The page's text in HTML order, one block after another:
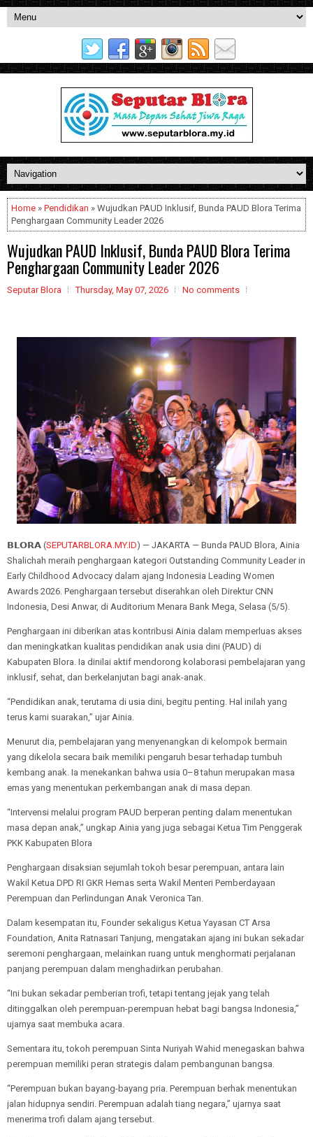
Home » Pendidikan » Wujudkan PAUD Inklusif, Bunda PAUD Blora Terima
Penghargaan Community Leader 2026
Wujudkan PAUD Inklusif, Bunda PAUD Blora Terima
Penghargaan Community Leader 2026
Seputar Blora Thursday, May 07, 2026 No comments
𝗕𝗟𝗢𝗥𝗔 (SEPUTARBLORA.MY.ID) — JAKARTA — Bunda PAUD Blora, Ainia
Shalichah meraih penghargaan kategori Outstanding Community Leader in
Early Childhood Advocacy dalam ajang Indonesia Leading Women
Awards 2026. Penghargaan tersebut diserahkan oleh Direktur CNN
Indonesia, Desi Anwar, di Auditorium Menara Bank Mega, Selasa (5/5).
Penghargaan ini diberikan atas kontribusi Ainia dalam memperluas akses
dan meningkatkan kualitas pendidikan anak usia dini (PAUD) di
Kabupaten Blora. Ia dinilai aktif mendorong kolaborasi pembelajaran yang
inklusif, sehat, dan berkelanjutan bagi anak-anak.
“Pendidikan anak, terutama di usia dini, begitu penting. Hal inilah yang
terus kami suarakan,” ujar Ainia.
Menurut dia, pembelajaran yang menyenangkan di kelompok bermain
yang dikelola secara baik memiliki pengaruh besar terhadap tumbuh
kembang anak. Ia menekankan bahwa usia 0–8 tahun merupakan masa
emas yang menentukan perkembangan anak di masa depan.
“Intervensi melalui program PAUD berperan penting dalam menentukan
masa depan anak,” ungkap Ainia yang juga sebagai Ketua Tim Penggerak
PKK Kabupaten Blora
Penghargaan disaksian sejumlah tokoh besar perempuan, antara lain
Wakil Ketua DPD RI GKR Hemas serta Wakil Menteri Pemberdayaan
Perempuan dan Perlindungan Anak Veronica Tan.
Dalam kesempatan itu, Founder sekaligus Ketua Yayasan CT Arsa
Foundation, Anita Ratnasari Tanjung, mengatakan ajang ini bukan sekadar
seremoni penghargaan, melainkan ruang untuk menghormati perjalanan
panjang perempuan dalam menghadirkan perubahan.
“Ini bukan sekadar pemberian trofi, tetapi tentang jejak yang telah
ditinggalkan oleh perempuan-perempuan hebat bagi bangsa Indonesia,”
ujarnya saat membuka acara.
Sementara itu, tokoh perempuan Sinta Nuriyah Wahid menegaskan bahwa
perempuan memiliki peran strategis dalam pembangunan bangsa.
“Perempuan bukan bayang-bayang pria. Perempuan berhak menentukan
jalan hidupnya sendiri. Perempuan adalah tiang negara,” ujarnya saat
menerima trofi dalam ajang tersebut.